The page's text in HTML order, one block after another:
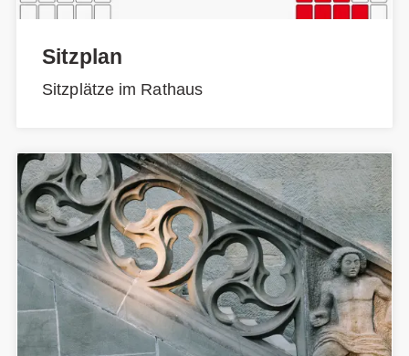
Sitzplan
Sitzplätze im Rathaus